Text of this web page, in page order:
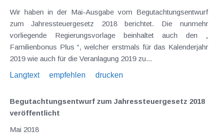
Wir haben in der Mai-Ausgabe vom Begutachtungsentwurf
zum Jahressteuergesetz 2018 berichtet. Die nunmehr
vorliegende Regierungsvorlage beinhaltet auch den „
Familienbonus Plus “, welcher erstmals für das Kalenderjahr
2019 wie auch für die Veranlagung 2019 zu...
Langtext
empfehlen drucken
Begutachtungsentwurf zum Jahressteuergesetz 2018
veröffentlicht
Mai 2018